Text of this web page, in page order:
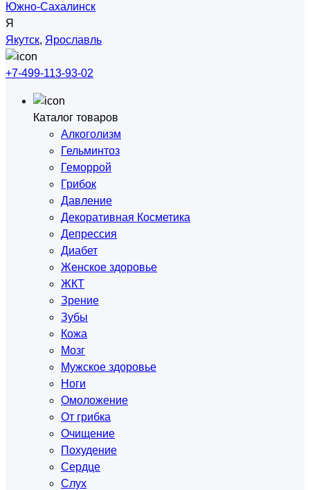
Южно-Сахалинск
Я
Якутск, Ярославль
+7-499-113-93-02
Каталог товаров
Алкоголизм
Гельминтоз
Геморрой
Грибок
Давление
Декоративная Косметика
Депрессия
Диабет
Женское здоровье
ЖКТ
Зрение
Зубы
Кожа
Мозг
Мужское здоровье
Ноги
Омоложение
От грибка
Очищение
Похудение
Сердце
Слух